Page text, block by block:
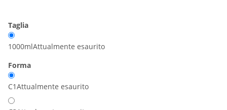
Taglia
1000mlAttualmente esaurito
Forma
C1Attualmente esaurito